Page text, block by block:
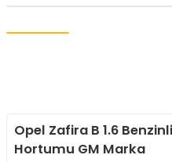
Opel Zafira B 1.6
Hortumu GM Marka